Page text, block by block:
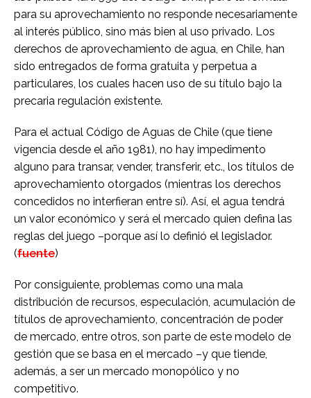
para su aprovechamiento no responde necesariamente
al interés público, sino más bien al uso privado. Los
derechos de aprovechamiento de agua, en Chile, han
sido entregados de forma gratuita y perpetua a
particulares, los cuales hacen uso de su título bajo la
precaria regulación existente.
Para el actual Código de Aguas de Chile (que tiene
vigencia desde el año 1981), no hay impedimento
alguno para transar, vender, transferir, etc., los títulos de
aprovechamiento otorgados (mientras los derechos
concedidos no interfieran entre sí). Así, el agua tendrá
un valor económico y será el mercado quien defina las
reglas del juego –porque así lo definió el legislador.
(fuente)
Por consiguiente, problemas como una mala
distribución de recursos, especulación, acumulación de
títulos de aprovechamiento, concentración de poder
de mercado, entre otros, son parte de este modelo de
gestión que se basa en el mercado –y que tiende,
además, a ser un mercado monopólico y no
competitivo.